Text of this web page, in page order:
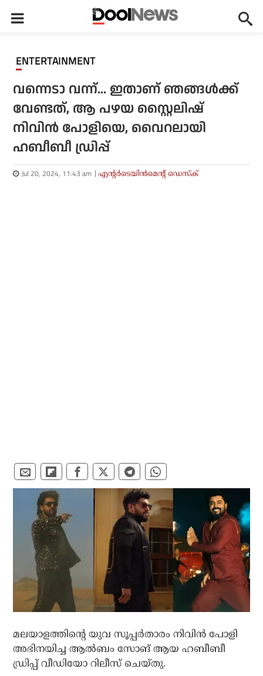
ENTERTAINMENT
വന്നെടാ വന്ന്... ഇതാണ് ഞങ്ങൾക്ക്
വേണ്ടത്, ആ പഴയ സ്റ്റൈലിഷ്
നിവിൻ പോളിയെ, വൈറലായി
ഹബീബീ ഡ്രിപ്പ്
Jul 20, 2024, 11:43 am എന്റര്‍ടെയിന്‍മെന്റ് ഡെസ്‌ക്
മലയാളത്തിന്റെ യുവ സൂപ്പർതാരം നിവിൻ പോളി
അഭിനയിച്ച ആൽബം സോങ് ആയ ഹബീബീ
ഡ്രിപ്പ് വീഡിയോ റിലീസ് ചെയ്തു.